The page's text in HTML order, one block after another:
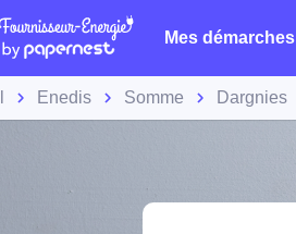
Mes démarches
Enedis Somme Dargnies